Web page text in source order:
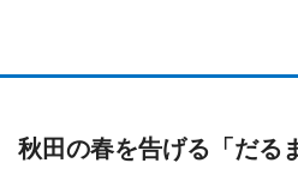
秋田の春を告げる「だる